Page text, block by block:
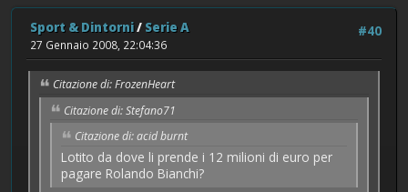
#40
Sport & Dintorni/ Serie A
27 Gennaio 2008, 22:04:36
Citazione di: FrozenHeart
Citazione di: Stefano71
Citazione di: acid burnt
Lotito da dove li prende i 12 milioni di euro per
pagare Rolando Bianchi?